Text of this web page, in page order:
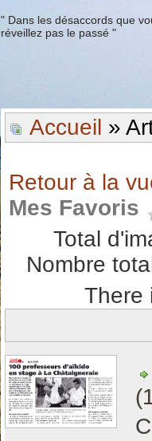
" Dans les désaccords que
réveillez pas le passé "
Accueil »
Retour à la
Mes Favoris
Total
Nombre
There